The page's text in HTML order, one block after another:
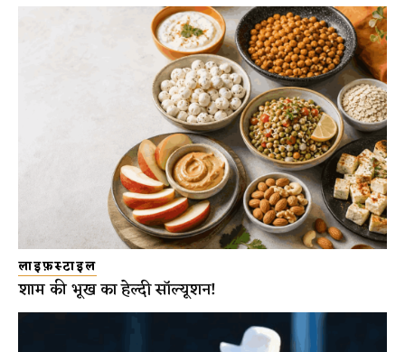
लाइफ़स्टाइल
शाम की भूख का हेल्दी सॉल्यूशन!